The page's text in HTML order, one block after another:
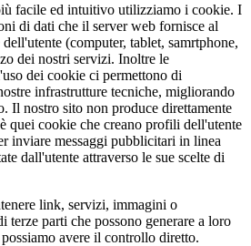
facile ed intuitivo utilizziamo i cookie. I
di dati che il server web fornisce al
(computer, tablet, samrtphone,
dei nostri servizi. Inoltre le
dei cookie ci permettono di
infrastrutture tecniche, migliorando
Il nostro sito non produce direttamente
quei cookie che creano profili dell'utente
inviare messaggi pubblicitari in linea
dall'utente attraverso le sue scelte di
link, servizi, immagini o
terze parti che possono generare a loro
avere il controllo diretto.